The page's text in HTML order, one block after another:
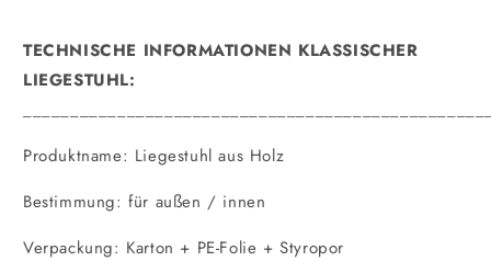
TECHNISCHE INFORMATIONEN KLASSISCHER
LIEGESTUHL:
Produktname: Liegestuhl aus Holz
Bestimmung: für außen / innen
Verpackung: Karton + PE-Folie + Styropor